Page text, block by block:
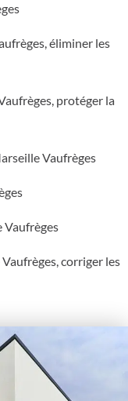
éliminer les
protéger la
Vaufrèges
Vaufrèges
corriger les